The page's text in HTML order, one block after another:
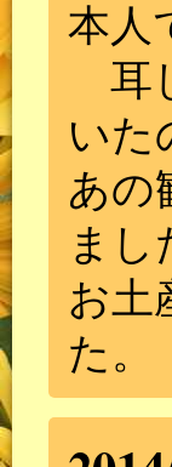
本人
耳
いた
あの
まし
お土
た。